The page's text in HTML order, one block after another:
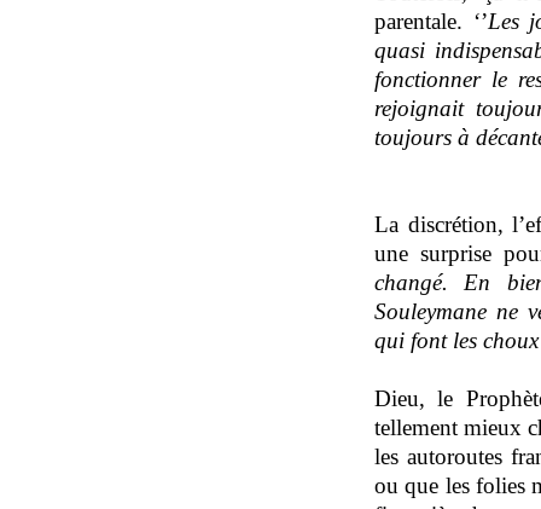
parentale. ‘’Les
quasi
fonctionner le
rejoignait
toujours à
La discrétion,
une surprise
changé. En
Souleymane ne
qui font les
Dieu, le
tellement mieux
les autoroutes
ou que les folies